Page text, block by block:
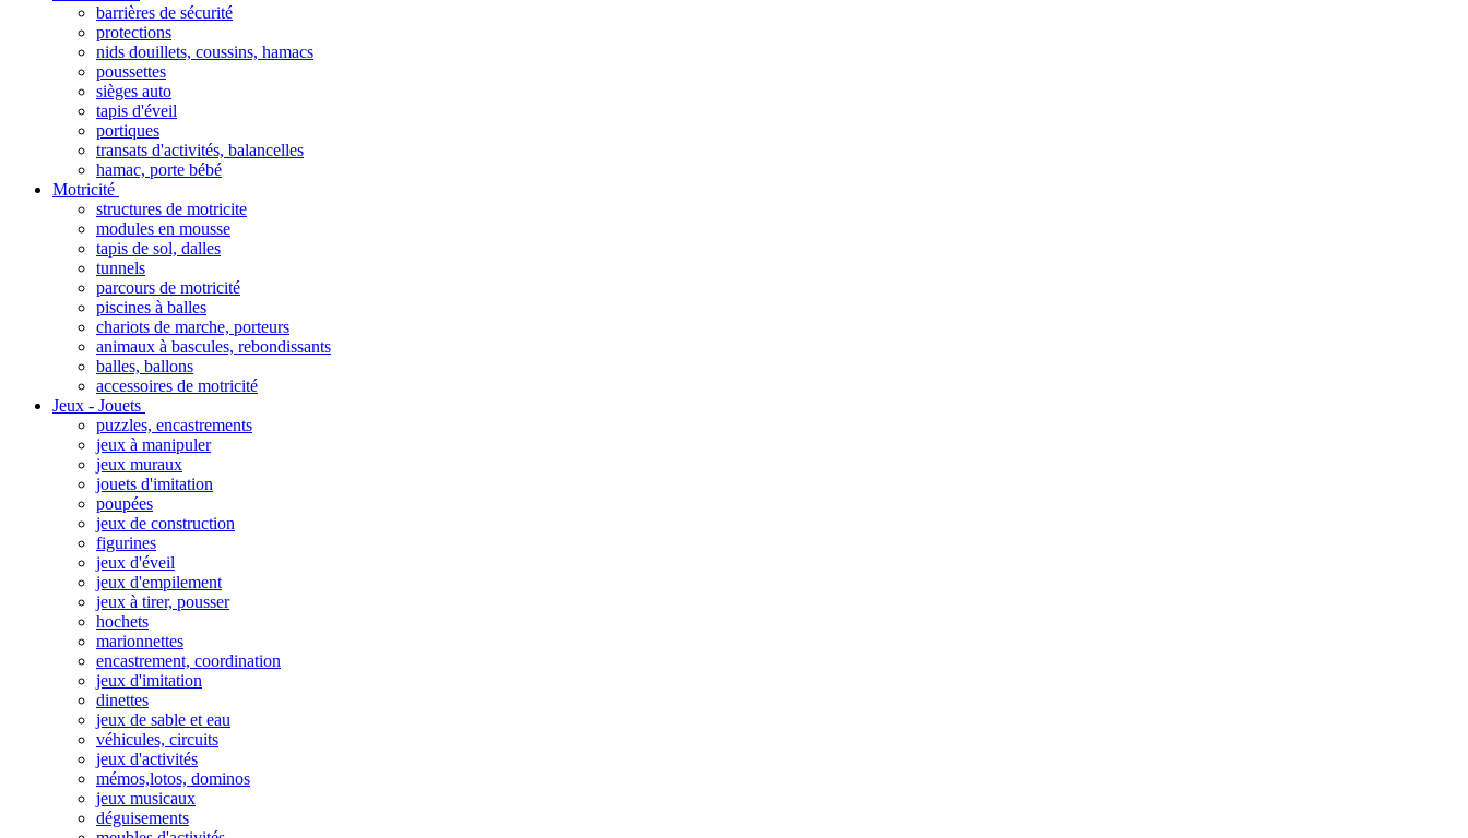
barrières de sécurité
protections
nids douillets, coussins, hamacs
poussettes
sièges auto
tapis d'éveil
portiques
transats d'activités, balancelles
hamac, porte bébé
Motricité
structures de motricite
modules en mousse
tapis de sol, dalles
tunnels
parcours de motricité
piscines à balles
chariots de marche, porteurs
animaux à bascules, rebondissants
balles, ballons
accessoires de motricité
Jeux - Jouets
puzzles, encastrements
jeux à manipuler
jeux muraux
jouets d'imitation
poupées
jeux de construction
figurines
jeux d'éveil
jeux d'empilement
jeux à tirer, pousser
hochets
marionnettes
encastrement, coordination
jeux d'imitation
dinettes
jeux de sable et eau
véhicules, circuits
jeux d'activités
mémos,lotos, dominos
jeux musicaux
déguisements